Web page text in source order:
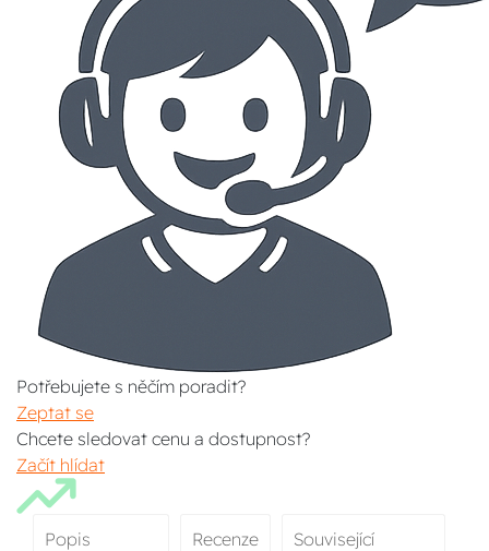
Potřebujete s něčím poradit?
Zeptat se
Chcete sledovat cenu a dostupnost?
Začít hlídat
Popis
Recenze
Související